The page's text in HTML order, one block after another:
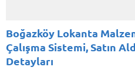
Boğazköy Lokanta
Çalışma Sistemi, Satın
Detayları